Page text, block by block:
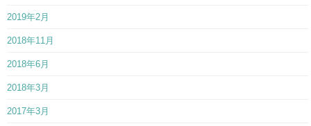
2019年2月
2018年11月
2018年6月
2018年3月
2017年3月